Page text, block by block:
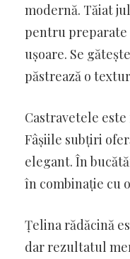
modernă. Tăiat
pentru
ușoare. Se
păstrează o
Castravetele
Fâșiile subțiri
elegant. În
în combinație cu
Țelina rădăcină
dar rezultatul